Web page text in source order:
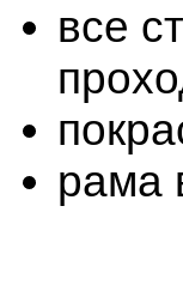
все
рама